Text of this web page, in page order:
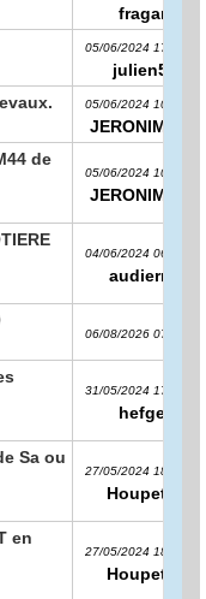
fragan
05/06/2024 17:24:44
julien54
05/06/2024 10:02:52
JERONIMO75
de
05/06/2024 10:00:15
JERONIMO75
04/06/2024 06:28:15
audierne
06/08/2026 07:49:54
31/05/2024 17:09:12
hefger
Sa ou
27/05/2024 18:18:43
Houpette
en
27/05/2024 18:14:10
Houpette